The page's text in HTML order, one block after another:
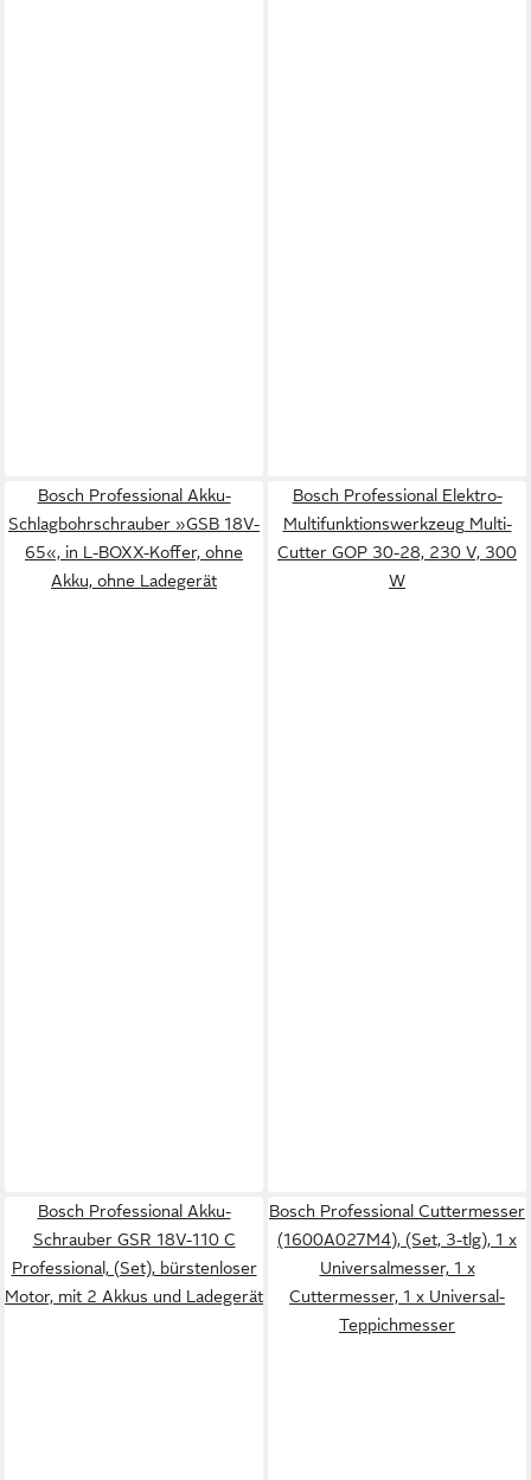
Bosch Professional Akku-
Schlagbohrschrauber »GSB 18V-
65«, in L-BOXX-Koffer, ohne
Akku, ohne Ladegerät
Bosch Professional Elektro-
Multifunktionswerkzeug Multi-
Cutter GOP 30-28, 230 V, 300
W
Bosch Professional Akku-
Schrauber GSR 18V-110 C
Professional, (Set), bürstenloser
Motor, mit 2 Akkus und Ladegerät
Bosch Professional Cuttermesser
(1600A027M4), (Set, 3-tlg), 1 x
Universalmesser, 1 x
Cuttermesser, 1 x Universal-
Teppichmesser